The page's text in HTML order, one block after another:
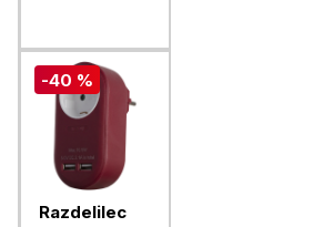
črn
-40 %
Razdelilec